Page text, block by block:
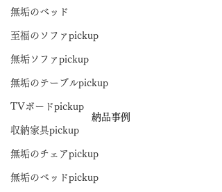
無垢のベッド
至福のソファpickup
無垢ソファpickup
無垢のテーブルpickup
TVボードpickup
収納家具pickup
無垢のチェアpickup
無垢のベッドpickup
納品事例